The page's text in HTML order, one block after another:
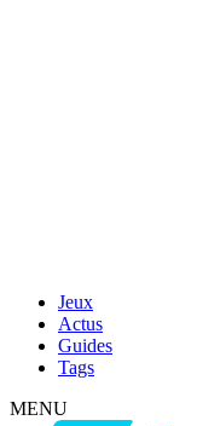
Jeux
Actus
Guides
Tags
MENU